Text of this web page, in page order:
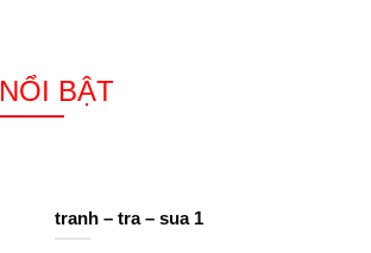
BẬT
tranh – tra – sua 1